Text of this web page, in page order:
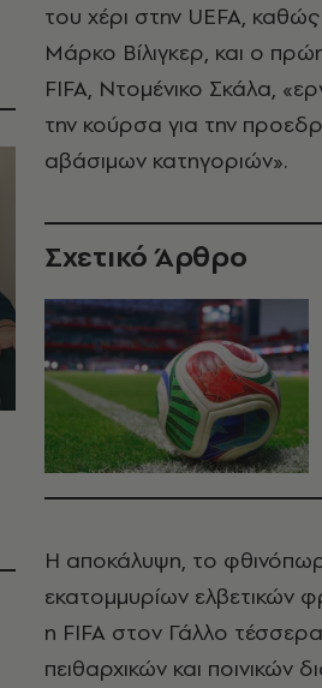
του χέρι στην UEFA,
Μάρκο Βίλιγκερ, και ο
FIFA, Ντομένικο Σκάλα,
την κούρσα για την
αβάσιμων κατηγοριών».
Σχετικό Άρθρο
Η αποκάλυψη, το
εκατομμυρίων ελβετικών
η FIFA στον Γάλλο
πειθαρχικών και ποινικών